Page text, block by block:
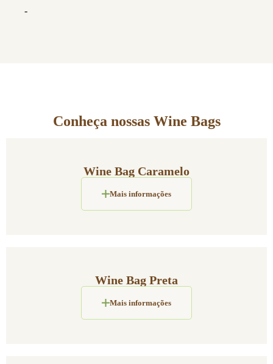
-
Conheça nossas Wine Bags
Wine Bag Caramelo
Mais informações
Wine Bag Preta
Mais informações